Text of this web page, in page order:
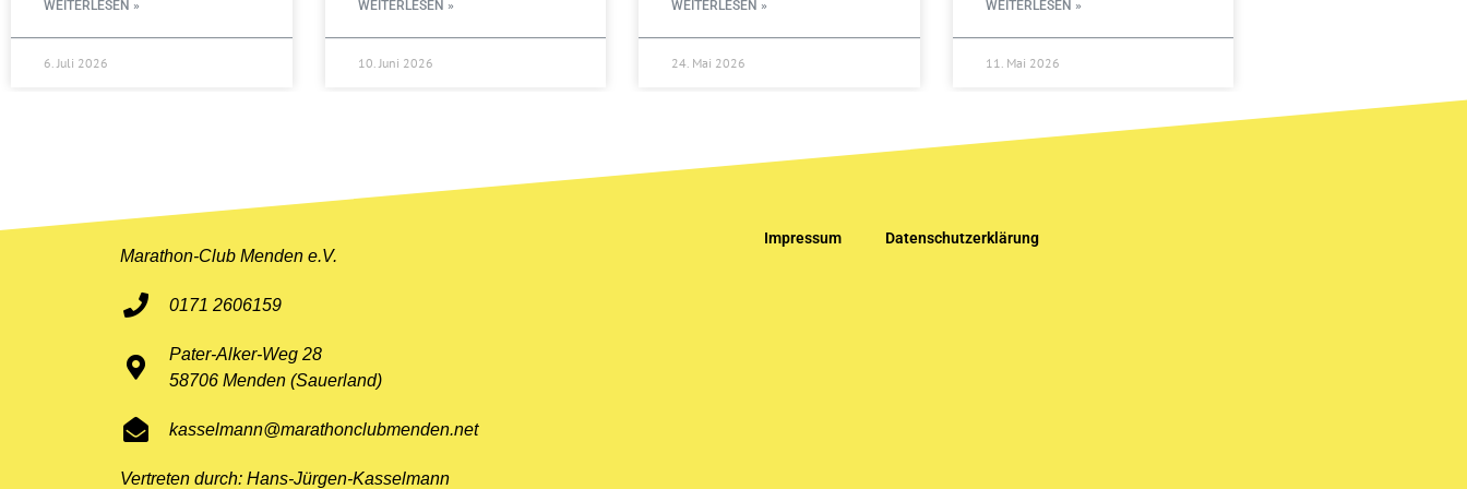
WEITERLESEN »
6. Juli 2026
WEITERLESEN »
10. Juni 2026
WEITERLESEN »
24. Mai 2026
WEITERLESEN »
11. Mai 2026
Marathon-Club Menden e.V.
0171 2606159
Pater-Alker-Weg 28
58706 Menden (Sauerland)
kasselmann@marathonclubmenden.net
Vertreten durch: Hans-Jürgen-Kasselmann
Impressum Datenschutzerklärung